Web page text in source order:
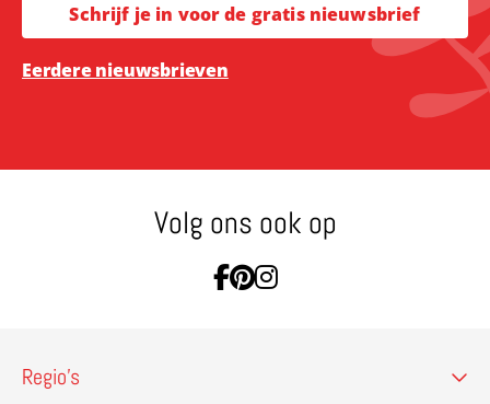
Schrijf je in voor de gratis nieuwsbrief
Eerdere nieuwsbrieven
Volg ons ook op
Ga naar Facebook
Ga naar Pinterest
Ga naar Instagram
Regio’s